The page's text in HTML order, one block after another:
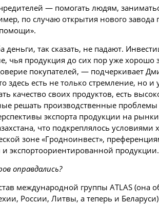
— помогать людям,
по случаю открытия нового завода
деньги, так сказать, не падают.
чья продукция до сих пор уже хорошо
покупателей, — подчеркивает
здесь есть не только стремление, но
качество своих продуктов, есть
решать производственные
экспорта продукции на
что подкреплялось условиями
зоне «Гродноинвест»,
экспортоориентированной продукции.
оправдались?
международной группы ATLAS (она
России, Литвы, а теперь и Беларуси)